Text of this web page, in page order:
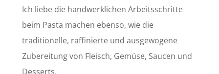
Ich liebe die handwerklichen Arbeitsschritte
beim Pasta machen ebenso, wie die
traditionelle, raffinierte und ausgewogene
Zubereitung von Fleisch, Gemüse, Saucen und
Desserts.